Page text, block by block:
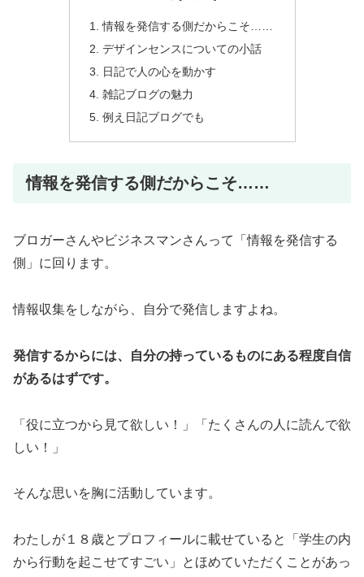
情報を発信する側だからこそ……
デザインセンスについての小話
日記で人の心を動かす
雑記ブログの魅力
例え日記ブログでも
情報を発信する側だからこそ……
ブロガーさんやビジネスマンさんって「情報を発信する
側」に回ります。
情報収集をしながら、自分で発信しますよね。
発信するからには、自分の持っているものにある程度自信
があるはずです。
「役に立つから見て欲しい！」「たくさんの人に読んで欲
しい！」
そんな思いを胸に活動しています。
わたしが１８歳とプロフィールに載せていると「学生の内
から行動を起こせてすごい」とほめていただくことがあっ